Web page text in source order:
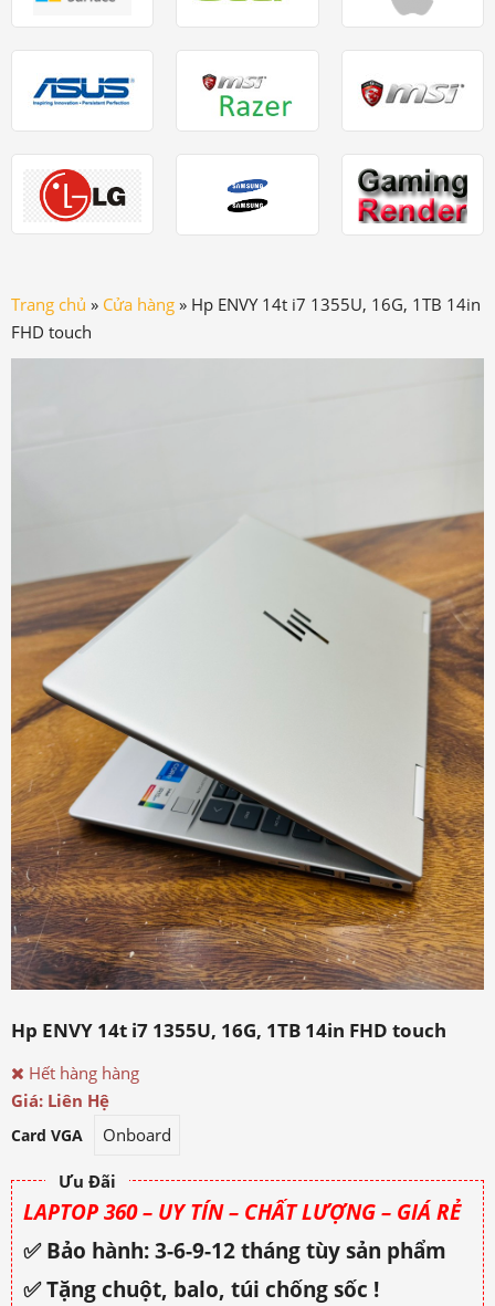
Trang chủ » Cửa hàng » Hp ENVY 14t i7 1355U, 16G, 1TB 14in
FHD touch
Hp ENVY 14t i7 1355U, 16G, 1TB 14in FHD touch
Hết hàng hàng
Giá: Liên Hệ
Card VGA Onboard
Ưu Đãi
LAPTOP 360 – UY TÍN – CHẤT LƯỢNG – GIÁ RẺ
✅ Bảo hành: 3-6-9-12 tháng tùy sản phẩm
✅ Tặng chuột, balo, túi chống sốc !